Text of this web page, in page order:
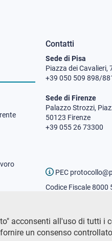
acconsenti all'uso di tutti i
un consenso
Contatti
Sede di Pisa
Piazza dei Cavalieri,
+39 050 509 898/
Sede di Firenze
Palazzo Strozzi,
50123 Firenze
+39 055 26 73300
PEC
Codice Fiscale 8000
Ufficio comunicazione
Addetto stampa
URP - Ufficio